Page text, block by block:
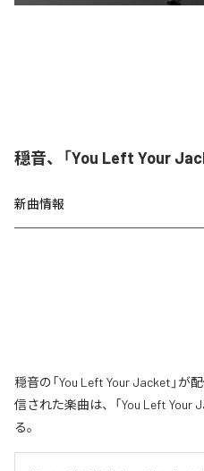
穏音、「You Left Your
新曲情報
穏音の「You Left Your Jacket」
信された楽曲は、「You Left Your
る。